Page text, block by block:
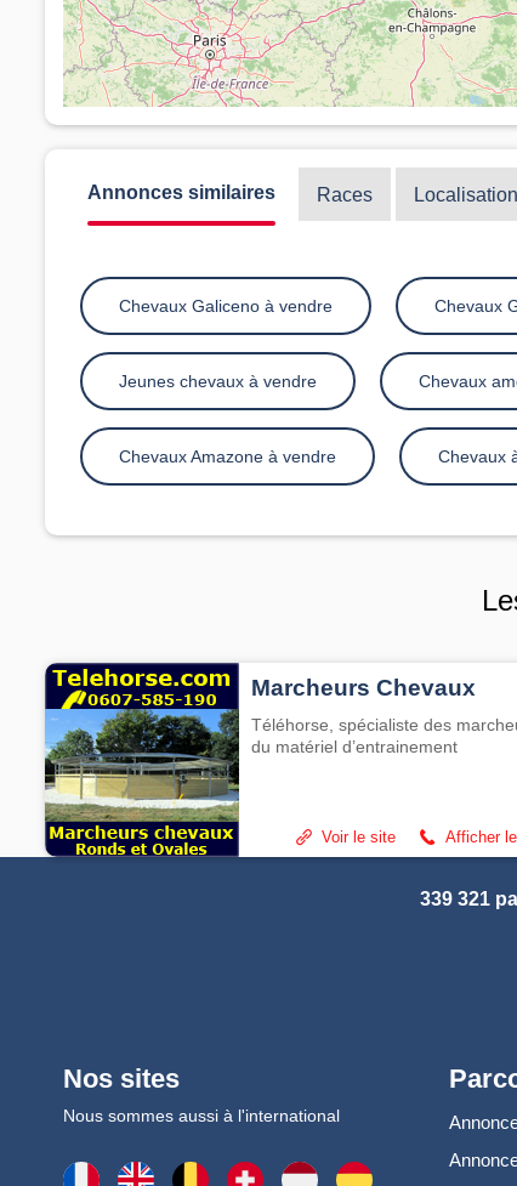
Annonces similaires Races Localisation
Chevaux Galiceno à vendre Chevaux
Jeunes chevaux à vendre Chevaux
Chevaux Amazone à vendre Chevaux
Marcheurs Chevaux
Téléhorse, spécialiste des
du matériel d’entrainement
Afficher
Voir le site
339 321
Nos sites
Nous sommes aussi à l'international